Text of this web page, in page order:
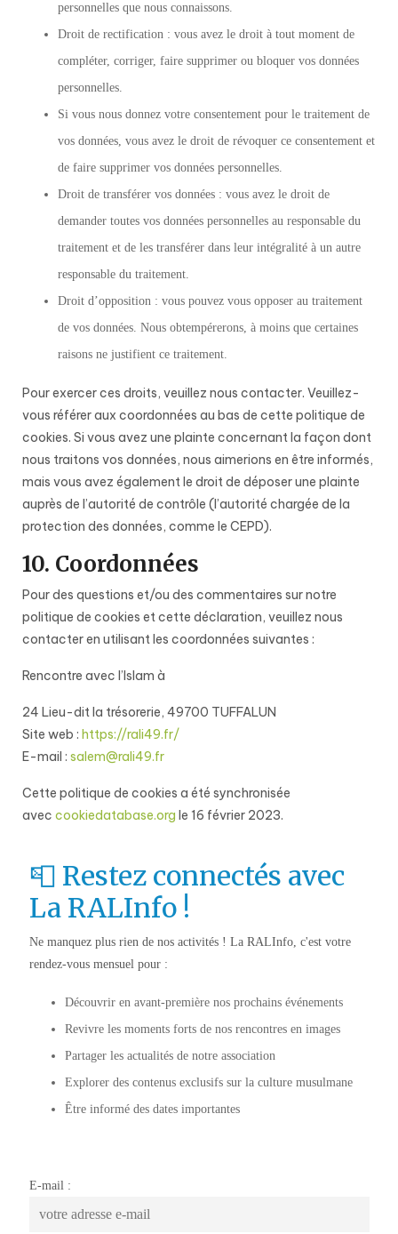
personnelles que nous connaissons.
Droit de rectification : vous avez le droit à tout moment de
compléter, corriger, faire supprimer ou bloquer vos données
personnelles.
Si vous nous donnez votre consentement pour le traitement de
vos données, vous avez le droit de révoquer ce consentement et
de faire supprimer vos données personnelles.
Droit de transférer vos données : vous avez le droit de
demander toutes vos données personnelles au responsable du
traitement et de les transférer dans leur intégralité à un autre
responsable du traitement.
Droit d’opposition : vous pouvez vous opposer au traitement
de vos données. Nous obtempérerons, à moins que certaines
raisons ne justifient ce traitement.
Pour exercer ces droits, veuillez nous contacter. Veuillez-
vous référer aux coordonnées au bas de cette politique de
cookies. Si vous avez une plainte concernant la façon dont
nous traitons vos données, nous aimerions en être informés,
mais vous avez également le droit de déposer une plainte
auprès de l’autorité de contrôle (l’autorité chargée de la
protection des données, comme le CEPD).
10. Coordonnées
Pour des questions et/ou des commentaires sur notre
politique de cookies et cette déclaration, veuillez nous
contacter en utilisant les coordonnées suivantes :
Rencontre avec l’Islam à
24 Lieu-dit la trésorerie, 49700 TUFFALUN
Site web : https://rali49.fr/
E-mail : salem@rali49.fr
Cette politique de cookies a été synchronisée
avec cookiedatabase.org le 16 février 2023.
📮 Restez connectés avec
La RALInfo !
Ne manquez plus rien de nos activités ! La RALInfo, c'est votre
rendez-vous mensuel pour :
Découvrir en avant-première nos prochains événements
Revivre les moments forts de nos rencontres en images
Partager les actualités de notre association
Explorer des contenus exclusifs sur la culture musulmane
Être informé des dates importantes
E-mail :